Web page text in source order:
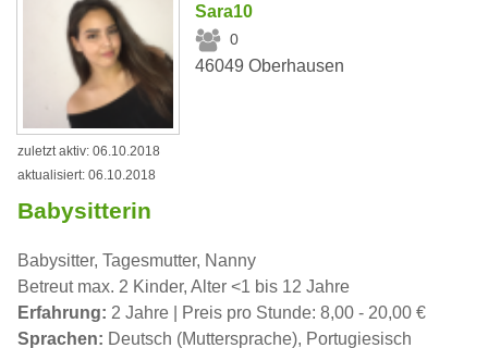
Sara10
0
46049 Oberhausen
zuletzt aktiv: 06.10.2018
aktualisiert: 06.10.2018
Babysitterin
Babysitter, Tagesmutter, Nanny
Betreut max. 2 Kinder, Alter <1 bis 12 Jahre
Erfahrung: 2 Jahre | Preis pro Stunde: 8,00 - 20,00 €
Sprachen: Deutsch (Muttersprache), Portugiesisch